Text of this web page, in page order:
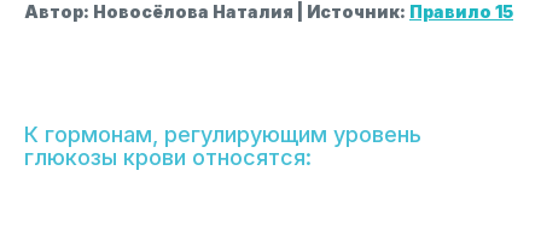
Автор: Новосёлова Наталия | Источник: Правило 15
К гормонам, регулирующим уровень
глюкозы крови относятся: